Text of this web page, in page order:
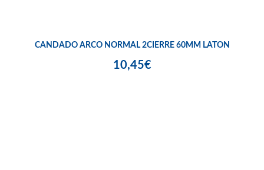
CANDADO ARCO NORMAL 2CIERRE 60MM LATON
10,45€